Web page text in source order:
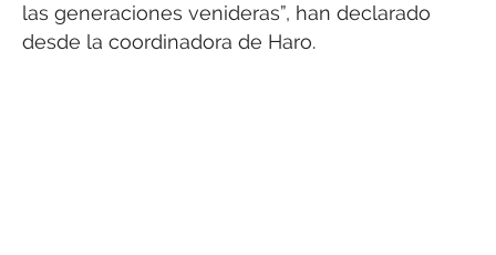
las generaciones venideras”, han declarado
desde la coordinadora de Haro.